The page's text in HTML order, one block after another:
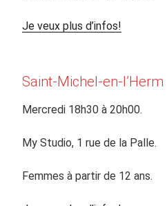
Je veux plus d’infos!
Saint-Michel-en-l’Herm
Mercredi 18h30 à 20h00.
My Studio, 1 rue de la Palle.
Femmes à partir de 12 ans.